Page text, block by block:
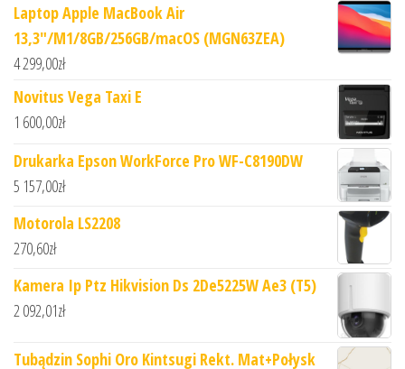
Laptop Apple MacBook Air
13,3"/M1/8GB/256GB/macOS (MGN63ZEA)
4 299,00zł
Novitus Vega Taxi E
1 600,00zł
Drukarka Epson WorkForce Pro WF-C8190DW
5 157,00zł
Motorola LS2208
270,60zł
Kamera Ip Ptz Hikvision Ds 2De5225W Ae3 (T5)
2 092,01zł
Tubądzin Sophi Oro Kintsugi Rekt. Mat+Połysk